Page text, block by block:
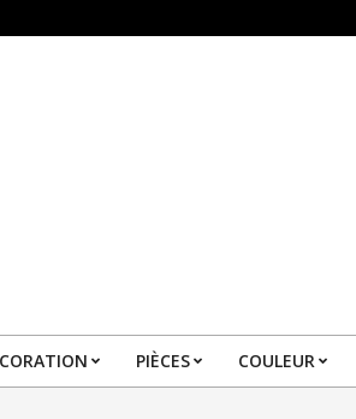
Primary
PIÈCES COULEUR